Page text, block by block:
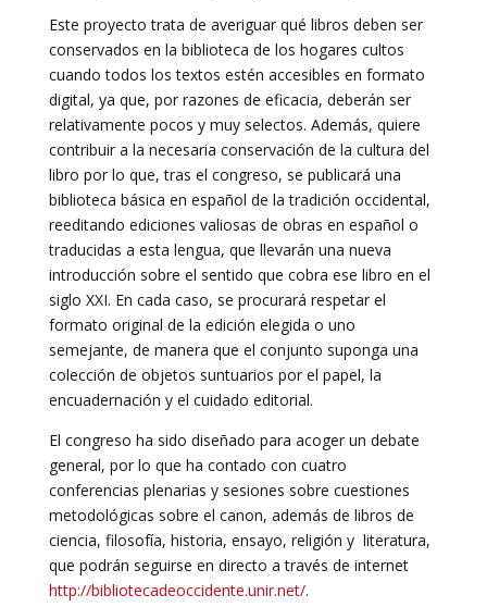
Este proyecto trata de averiguar qué libros deben ser
conservados en la biblioteca de los hogares cultos
cuando todos los textos estén accesibles en formato
digital, ya que, por razones de eficacia, deberán ser
relativamente pocos y muy selectos. Además, quiere
contribuir a la necesaria conservación de la cultura del
libro por lo que, tras el congreso, se publicará una
biblioteca básica en español de la tradición occidental,
reeditando ediciones valiosas de obras en español o
traducidas a esta lengua, que llevarán una nueva
introducción sobre el sentido que cobra ese libro en el
siglo XXI. En cada caso, se procurará respetar el
formato original de la edición elegida o uno
semejante, de manera que el conjunto suponga una
colección de objetos suntuarios por el papel, la
encuadernación y el cuidado editorial.
El congreso ha sido diseñado para acoger un debate
general, por lo que ha contado con cuatro
conferencias plenarias y sesiones sobre cuestiones
metodológicas sobre el canon, además de libros de
ciencia, filosofía, historia, ensayo, religión y literatura,
que podrán seguirse en directo a través de internet
http://bibliotecadeoccidente.unir.net/.